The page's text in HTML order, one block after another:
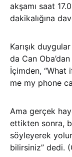
akşamı saat
dakikalığına
Karışık
da Can
İçimden,
me my phone
Ama gerçek
ettikten sonra,
söyleyerek
bilirsiniz” dedi.